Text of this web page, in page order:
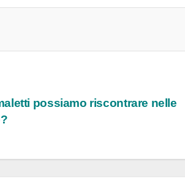
possiamo riscontrare nelle